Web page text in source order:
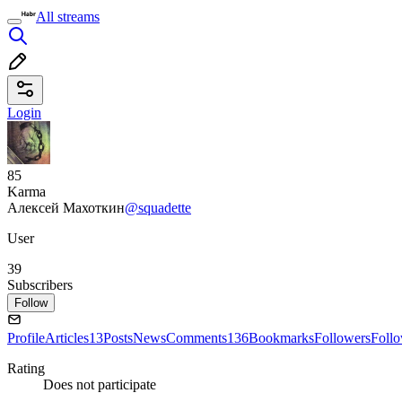
All streams
Login
85
Karma
Алексей Махоткин@squadette
User
39
Subscribers
Follow
ProfileArticles13PostsNewsComments136BookmarksFollowers
Rating
Does not participate